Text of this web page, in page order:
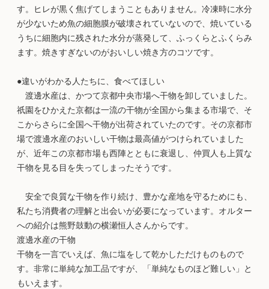
す。ヒレが黒く焦げてしまうこともありません。冷凍時に水分
が少ないため魚の細胞膜が破壊されていないので、焼いている
うちに細胞内に残された水分が蒸発して、ふっくらとふくらみ
ます。焼きすぎないのがおいしい焼き方のコツです。
●違いがわかる人たちに、食べてほしい
渡邊水産は、かつて京都中央市場へ干物を卸していました。
祇園をひかえた京都は一流の干物が全国から集まる市場で、そ
こからさらに全国へ干物が出荷されていたのです。その京都市
場で渡邊水産のおいしい干物は最高値がつけられていました
が、近年この京都市場も西陣とともに衰退し、仲買人も上質な
干物を見る目を失ってしまったそうです。
安全で良質な干物を作り続け、豊かな産地を守るためにも、
私たち消費者の理解と出会いが必要になっています。オルター
への紹介は熊野鼓動の横瀬恒人さんからです。
渡邊水産の干物
干物を一言でいえば、魚に塩をして乾かしただけものもので
す。非常に単純な加工品ですが、「単純なものほど難しい」と
もいえます。